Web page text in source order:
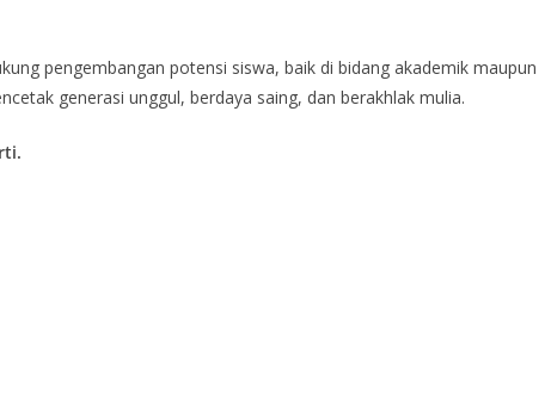
pengembangan potensi siswa, baik di bidang akademik maupun
generasi unggul, berdaya saing, dan berakhlak mulia.